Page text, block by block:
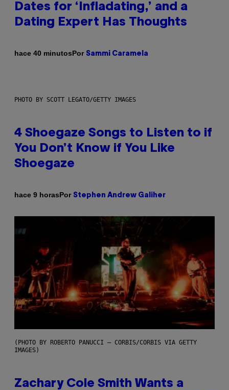
Dates for ‘Infladating,’ and a
Dating Expert Has Thoughts
hace 40 minutosPor Sammi Caramela
PHOTO BY SCOTT LEGATO/GETTY IMAGES
4 Shoegaze Songs to Listen to if
You Don’t Know if You Like
Shoegaze
hace 9 horasPor Stephen Andrew Galiher
(PHOTO BY ROBERTO PANUCCI – CORBIS/CORBIS VIA GETTY
IMAGES)
Zachary Cole Smith Wants a